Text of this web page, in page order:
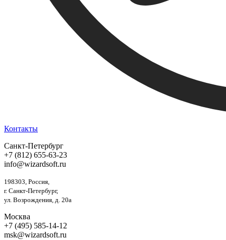
Контакты
Санкт-Петербург
+7 (812) 655-63-23
info@wizardsoft.ru
198303, Россия,
г. Санкт-Петербург,
ул. Возрождения, д. 20а
Москва
+7 (495) 585-14-12
msk@wizardsoft.ru